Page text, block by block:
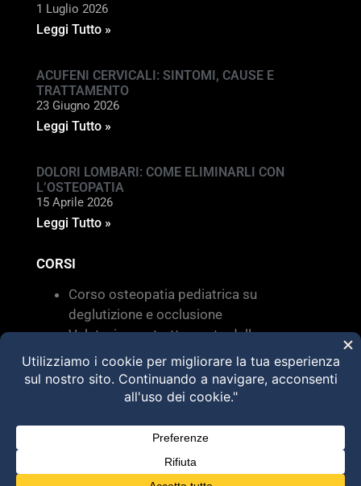
1 Luglio 2026
Leggi Tutto »
ACUFENI CERVICALI: SINTOMI, CAUSE E
TRATTAMENTO
23 Giugno 2026
Leggi Tutto »
DOLORI LOMBARI: COME ELIMINARLI CON
L’OSTEOPATIA
15 Aprile 2026
Leggi Tutto »
CORSI
Corso osteopatia pediatrica su
deglutizione e occlusione
Valutazione e trattamento delle
disfunzioni dei sistemi di movimento –
Torino 28 MARZO 2026
HVLA – Moduli Clinici – 2026
@2025 Dott. Alessandro Carollo – All rights